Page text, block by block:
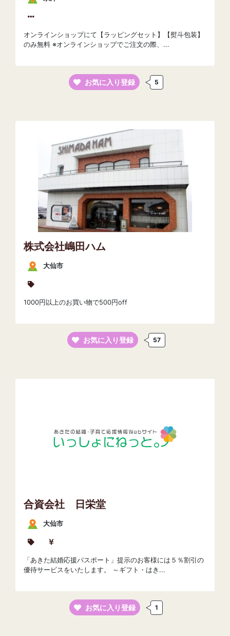
オンラインショップにて【ラッピングセット】【熨斗包装】
のみ無料 ※オンラインショップでご注文の際、...
お気に入り登録 5
株式会社嶋田ハム
大仙市
1000円以上のお買い物で500円off
お気に入り登録 57
合資会社 日栄堂
大仙市
「あきた結婚応援パスポート」提示のお客様には５％割引の
優待サービスをいたします。 ～ギフト・はき...
お気に入り登録 1